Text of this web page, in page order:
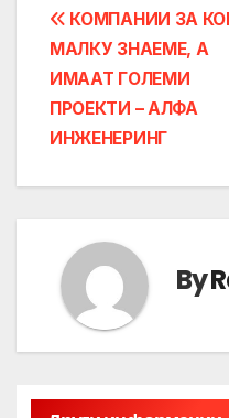
Post
navigation
КОМПАНИИ ЗА
МАЛКУ ЗНАЕМЕ, А
ИМААТ ГОЛЕМИ
ПРОЕКТИ – АЛФА
ИНЖЕНЕРИНГ
By